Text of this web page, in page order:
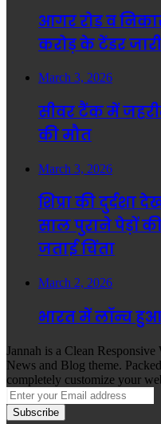
आगर रोड व
करोड़ के टेंडर जारी
March 3, 2026
सीवर टैंक में
की मौत
March 3, 2026
शिप्रा की दुर्दशा
साल पुराने पेड़ों
जताई चिंता
March 2, 2026
भारत में लॉन्च
Jannah is a Clean
News and Blog theme.
completely customize your
Enter
your